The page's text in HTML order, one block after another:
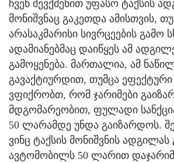
ჩვენ შევქმენით უფასო ტაქსის
მონიშვნაც გაკეთდა ამისთვის,
არასაკმარისი სივრცეების გამო
ადამიანებმაც დაიწყეს ამ
გამოყენება. მართალია, ამ
გავაქტიურდით, თუმცა
ვფიქრობთ, რომ ჯარიმები
მდგომარეობით, ფულადი
50 ლარამდე უნდა გაიზარდოს.
ვინც ტაქსის მონიშვნის ადგილას
ავტომობილს 50 ლარით